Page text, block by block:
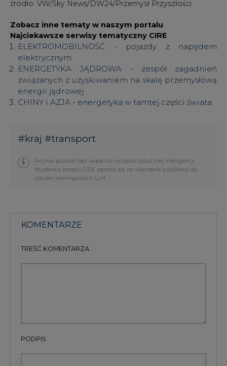
ELEKTROMOBILNOŚĆ - pojazdy z napędem
ENERGETYKA JĄDROWA - zespół zagadnień
związanych z uzyskiwaniem na skalę przemysłową
energii jądrowej
CHINY i AZJA - energetyka w tamtej części świata
#kraj #transport
szkoleń treningowych LLM.
KOMENTARZE
Przesłanie komentarza oznacza akceptację zasad korzystania z portalu